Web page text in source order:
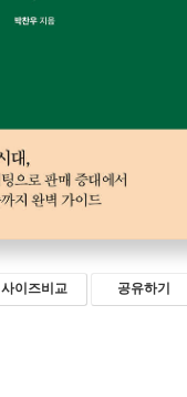
사이즈비교 공유하기